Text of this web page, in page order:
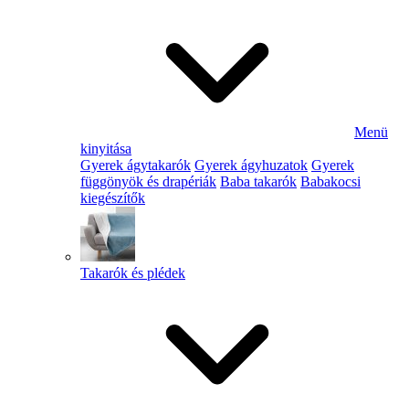
Menü
kinyitása
Gyerek ágytakarók Gyerek ágyhuzatok Gyerek
függönyök és drapériák Baba takarók Babakocsi
kiegészítők
Takarók és plédek